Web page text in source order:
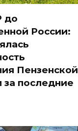
до
России:
Пензенской
за последние